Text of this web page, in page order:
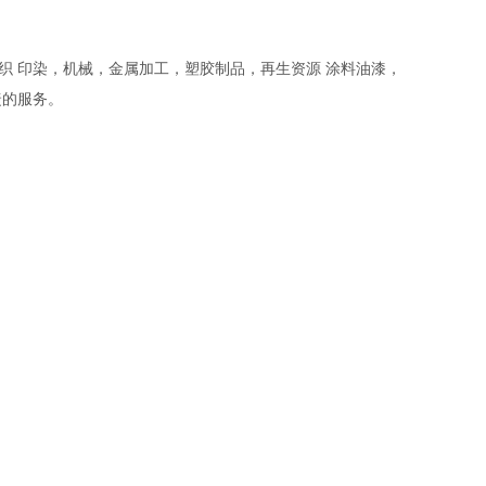
印染，机械，金属加工，塑胶制品，再生资源 涂料油漆，
服务。